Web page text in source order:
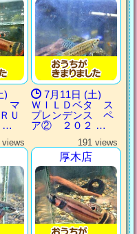
)
マ
Ｕ
…
7月11日 (土)
ＷＩＬＤベタ ス
プレンデンス ペ
ア② ２０２ …
views 191 views
厚木店